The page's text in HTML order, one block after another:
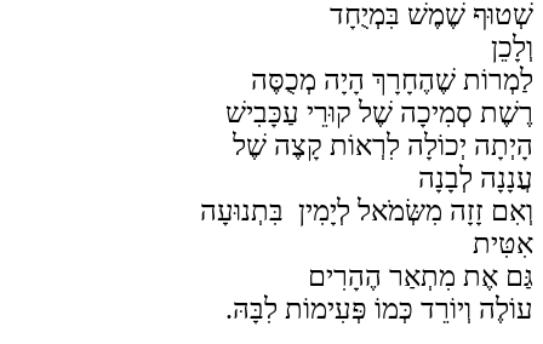
שְׁטוּף שֶׁמֶשׁ בִּמְיֻחָד
וְלָכֵן
לַמְרוֹת שֶׁהֶחָרָךְ הָיָה מְכֻסֶּה
רֶשֶׁת סְמִיכָה שֶׁל קוּרֵי עַכָּבִישׁ
הָיְתָה יְכוֹלָה לִרְאוֹת קָצֶה שֶׁל
עֲנָנָה לְבָנָה
וְאִם זָזָה מִשְּׂמֹאל לְיָמִין בִּתְנוּעָה
אִטִּית
גַּם אֶת מִתְאַר הֶהָרִים
עוֹלֶה וְיוֹרֵד כְּמוֹ פְּעִימוֹת לִבָּהּ.